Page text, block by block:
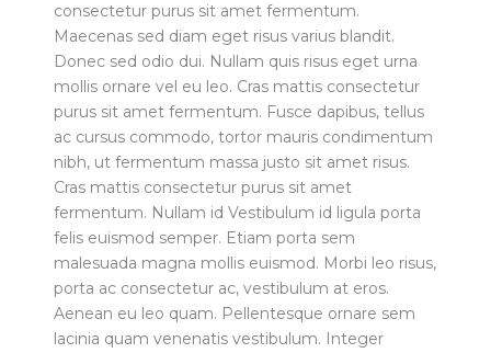
consectetur purus sit amet fermentum.
Maecenas sed diam eget risus varius blandit.
Donec sed odio dui. Nullam quis risus eget urna
mollis ornare vel eu leo. Cras mattis consectetur
purus sit amet fermentum. Fusce dapibus, tellus
ac cursus commodo, tortor mauris condimentum
nibh, ut fermentum massa justo sit amet risus.
Cras mattis consectetur purus sit amet
fermentum. Nullam id Vestibulum id ligula porta
felis euismod semper. Etiam porta sem
malesuada magna mollis euismod. Morbi leo risus,
porta ac consectetur ac, vestibulum at eros.
Aenean eu leo quam. Pellentesque ornare sem
lacinia quam venenatis vestibulum. Integer